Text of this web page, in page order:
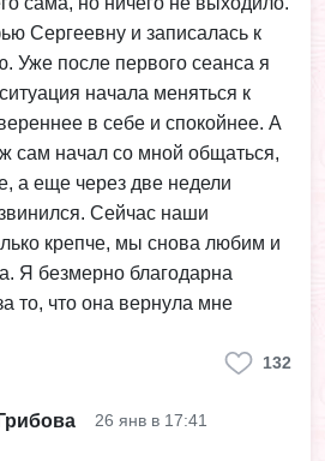
Сергеевну и записалась к
Уже после первого сеанса я
начала меняться к
в себе и спокойнее. А
сам начал со мной общаться,
а еще через две недели
Сейчас наши
крепче, мы снова любим и
Я безмерно благодарна
то, что она вернула мне
132
26 янв в 17:41